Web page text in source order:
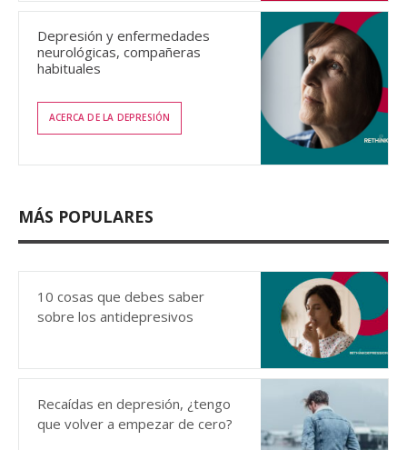
Depresión y enfermedades
neurológicas, compañeras
habituales
ACERCA DE LA DEPRESIÓN
MÁS POPULARES
10 cosas que debes saber
sobre los antidepresivos
Recaídas en depresión, ¿tengo
que volver a empezar de cero?